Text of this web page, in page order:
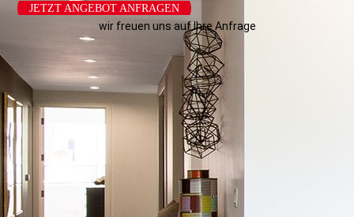
JETZT ANGEBOT ANFRAGEN
wir freuen uns auf Ihre Anfrage